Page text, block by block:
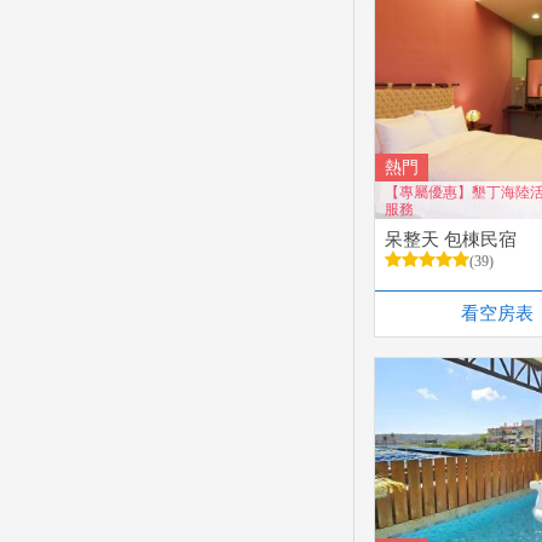
熱門
【專屬優惠】墾丁海陸
服務
呆整天 包棟民宿
(39)
看空房表